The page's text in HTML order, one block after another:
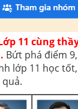
11 cùng
Bứt phá điểm
lớp 11 học